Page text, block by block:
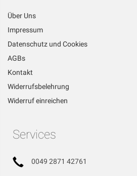
Über Uns
Impressum
Datenschutz und Cookies
AGBs
Kontakt
Widerrufsbelehrung
Widerruf einreichen
Services
0049 2871 42761